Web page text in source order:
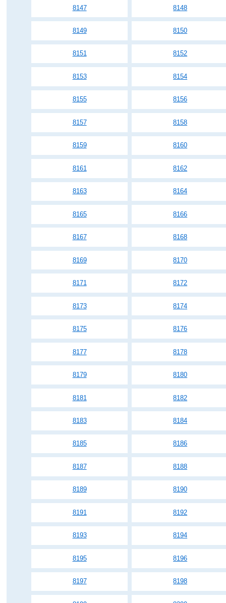
8147 8148
8149 8150
8151 8152
8153 8154
8155 8156
8157 8158
8159 8160
8161 8162
8163 8164
8165 8166
8167 8168
8169 8170
8171 8172
8173 8174
8175 8176
8177 8178
8179 8180
8181 8182
8183 8184
8185 8186
8187 8188
8189 8190
8191 8192
8193 8194
8195 8196
8197 8198